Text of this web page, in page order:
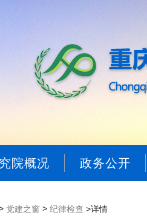
院概况 政务公开
党建之窗 > 纪律检查 >详情